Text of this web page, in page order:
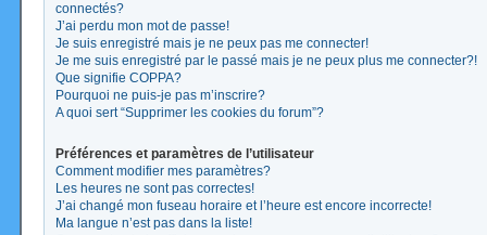
connectés?
J’ai perdu mon mot de passe!
Je suis enregistré mais je ne peux pas me connecter!
Je me suis enregistré par le passé mais je ne peux plus me connecter?!
Que signifie COPPA?
Pourquoi ne puis-je pas m’inscrire?
A quoi sert “Supprimer les cookies du forum”?
Préférences et paramètres de l’utilisateur
Comment modifier mes paramètres?
Les heures ne sont pas correctes!
J’ai changé mon fuseau horaire et l’heure est encore incorrecte!
Ma langue n’est pas dans la liste!